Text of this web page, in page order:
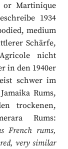
or Martinique
1934
medium
Schärfe,
nicht
in den 1940er
schwer im
Rums,
trockenen,
Rums:
French rums,
very similar